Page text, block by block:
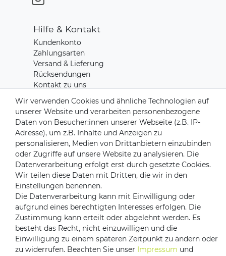
Hilfe & Kontakt
Kundenkonto
Zahlungsarten
Versand & Lieferung
Rücksendungen
Kontakt zu uns
Zahlungsanbieter
Versandpartner
Wir verwenden Cookies und ähnliche Technologien auf
unserer Website und verarbeiten personenbezogene
Daten von Besucher:innen unserer Webseite (z.B. IP-
Adresse), um z.B. Inhalte und Anzeigen zu
personalisieren, Medien von Drittanbietern einzubinden
oder Zugriffe auf unsere Website zu analysieren. Die
Datenverarbeitung erfolgt erst durch gesetzte Cookies.
Wir teilen diese Daten mit Dritten, die wir in den
Einstellungen benennen.
Die Datenverarbeitung kann mit Einwilligung oder
aufgrund eines berechtigten Interesses erfolgen. Die
Zustimmung kann erteilt oder abgelehnt werden. Es
besteht das Recht, nicht einzuwilligen und die
Einwilligung zu einem späteren Zeitpunkt zu ändern oder
zu widerrufen. Beachten Sie unser Impressum und